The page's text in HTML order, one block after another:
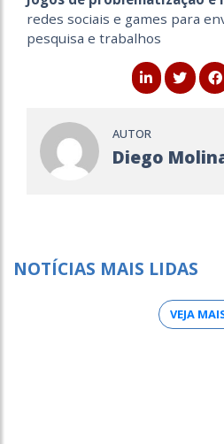
redes sociais e games para
pesquisa e trabalhos
AUTOR
Diego
NOTÍCIAS MAIS LIDAS
VEJA